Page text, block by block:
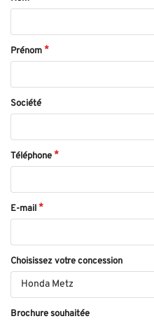
Prénom
Société
Téléphone
E-mail
Choisissez votre concession
Honda Metz
Brochure souhaitée